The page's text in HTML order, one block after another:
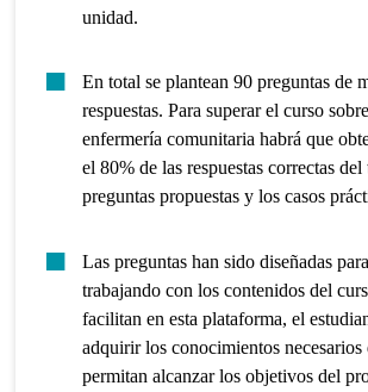
unidad.
En total se plantean 90 preguntas de
respuestas. Para superar el curso
enfermería comunitaria habrá que
el 80% de las respuestas correctas
preguntas propuestas y los casos
Las preguntas han sido diseñadas
trabajando con los contenidos del
facilitan en esta plataforma, el
adquirir los conocimientos necesarios
permitan alcanzar los objetivos del